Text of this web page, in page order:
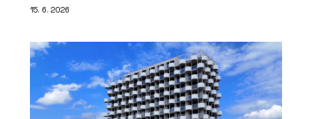
15. 6. 2026